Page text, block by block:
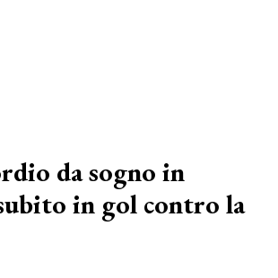
da sogno in
in gol contro la